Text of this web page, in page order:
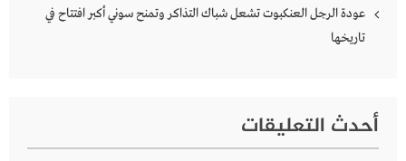
عودة الرجل العنكبوت تشعل شباك التذاكر وتمنح سوني أكبر افتتاح في
تاريخها
أحدث التعليقات